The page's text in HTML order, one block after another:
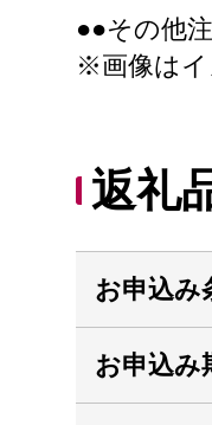
●●その他
※画像はイ
返礼
お申込み
お申込み